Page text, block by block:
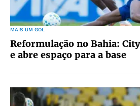
MAIS UM GOL
Reformulação no Bahia:
e abre espaço para a base